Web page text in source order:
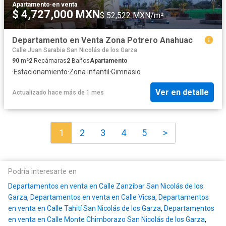
Apartamento·en venta
$ 4,727,000 MXN$ 52,522 MXN/m²
Departamento en Venta Zona Potrero Anahuac
Calle Juan Sarabia San Nicolás de los Garza
90 m²2 Recámaras2 BañosApartamento
·Estacionamiento·Zona infantil ·Gimnasio
Actualizado hace más de 1 mes Ver en detalle
1 2 3 4 5 >
Podría interesarte en
Departamentos en venta en Calle Zanzíbar San Nicolás de los
Garza, Departamentos en venta en Calle Vicsa, Departamentos
en venta en Calle Tahití San Nicolás de los Garza, Departamentos
en venta en Calle Monte Chimborazo San Nicolás de los Garza,